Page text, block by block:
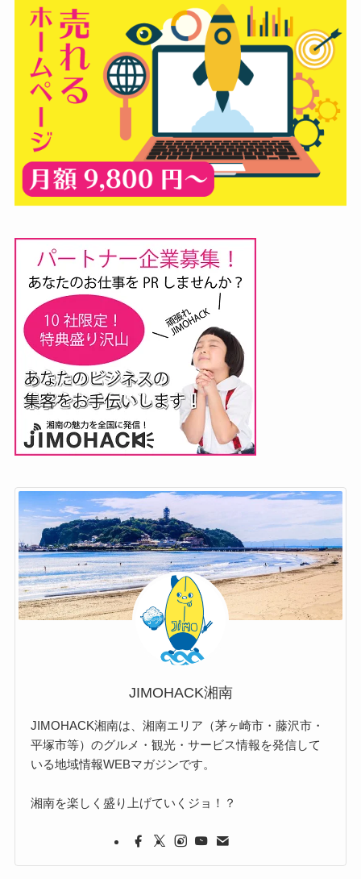
JIMOHACK湘南
JIMOHACK湘南は、湘南エリア（茅ヶ崎市・藤沢市・
平塚市等）のグルメ・観光・サービス情報を発信して
いる地域情報WEBマガジンです。
湘南を楽しく盛り上げていくジョ！？